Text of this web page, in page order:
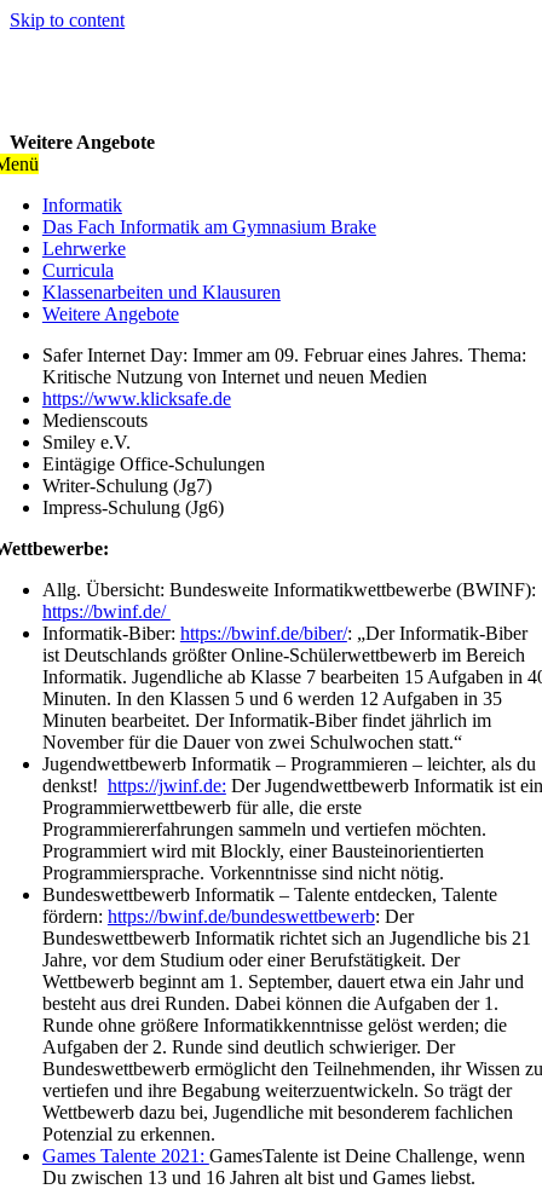
Skip to content
Weitere Angebote
Informatik
Das Fach Informatik am Gymnasium Brake
Lehrwerke
Curricula
Klassenarbeiten und Klausuren
Weitere Angebote
Safer Internet Day: Immer am 09. Februar eines Jahres. Thema:
Kritische Nutzung von Internet und neuen Medien
https://www.klicksafe.de
Medienscouts
Smiley e.V.
Eintägige Office-Schulungen
Writer-Schulung (Jg7)
Impress-Schulung (Jg6)
Allg. Übersicht: Bundesweite Informatikwettbewerbe (BWINF):
https://bwinf.de/
Informatik-Biber: https://bwinf.de/biber/: „Der Informatik-Biber
ist Deutschlands größter Online-Schülerwettbewerb im Bereich
Informatik. Jugendliche ab Klasse 7 bearbeiten 15 Aufgaben in
Minuten. In den Klassen 5 und 6 werden 12 Aufgaben in 35
Minuten bearbeitet. Der Informatik-Biber findet jährlich im
November für die Dauer von zwei Schulwochen statt.“
Jugendwettbewerb Informatik – Programmieren – leichter, als du
denkst! https://jwinf.de: Der Jugendwettbewerb Informatik ist ein
Programmierwettbewerb für alle, die erste
Programmiererfahrungen sammeln und vertiefen möchten.
Programmiert wird mit Blockly, einer Bausteinorientierten
Programmiersprache. Vorkenntnisse sind nicht nötig.
Bundeswettbewerb Informatik – Talente entdecken, Talente
fördern: https://bwinf.de/bundeswettbewerb: Der
Bundeswettbewerb Informatik richtet sich an Jugendliche bis 21
Jahre, vor dem Studium oder einer Berufstätigkeit. Der
Wettbewerb beginnt am 1. September, dauert etwa ein Jahr und
besteht aus drei Runden. Dabei können die Aufgaben der 1.
Runde ohne größere Informatikkenntnisse gelöst werden; die
Aufgaben der 2. Runde sind deutlich schwieriger. Der
Bundeswettbewerb ermöglicht den Teilnehmenden, ihr Wissen zu
vertiefen und ihre Begabung weiterzuentwickeln. So trägt der
Wettbewerb dazu bei, Jugendliche mit besonderem fachlichen
Potenzial zu erkennen.
Games Talente 2021: GamesTalente ist Deine Challenge, wenn
Du zwischen 13 und 16 Jahren alt bist und Games liebst.